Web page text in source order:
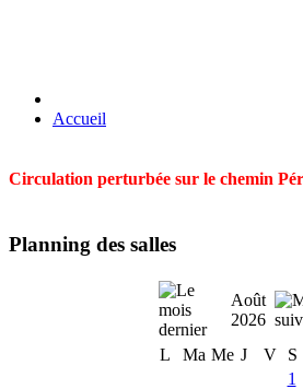
Accueil
Circulation perturbée sur le chemin
Planning des salles
Août
2026
L
Ma Me J V S
1